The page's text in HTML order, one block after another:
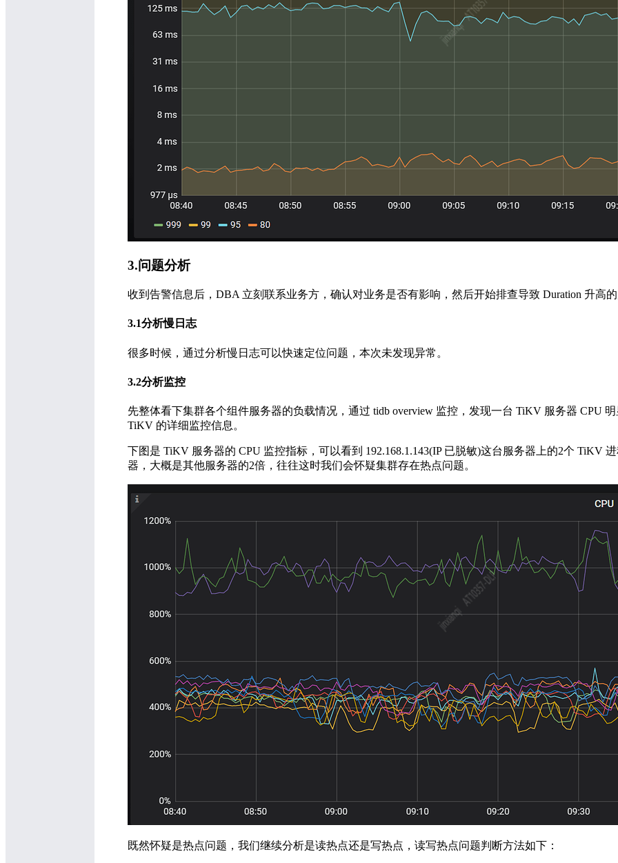
3.问题分析
收到告警信息后，DBA 立刻联系业务方，确认对业务是否有影响，然后开始排查导致 Duration 升高
3.1分析慢日志
很多时候，通过分析慢日志可以快速定位问题，本次未发现异常。
3.2分析监控
先整体看下集群各个组件服务器的负载情况，通过 tidb overview 监控，发现一台 TiKV 服务器 CPU
TiKV 的详细监控信息。
下图是 TiKV 服务器的 CPU 监控指标，可以看到 192.168.1.143(IP 已脱敏)这台服务器上的2个 TiKV
器，大概是其他服务器的2倍，往往这时我们会怀疑集群存在热点问题。
既然怀疑是热点问题，我们继续分析是读热点还是写热点，读写热点问题判断方法如下：